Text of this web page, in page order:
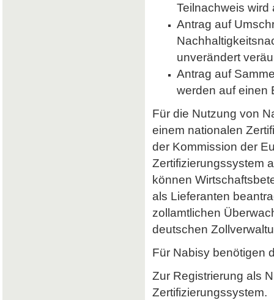
Teilnachweis wird
Antrag auf
unverändert
Antrag auf
werden auf einen
Für die Nutzung von
einem nationalen
der Kommission der
Zertifizierungssystem
können
als Lieferanten
zollamtlichen
deutschen
Für Nabisy benötigen
Zur Registrierung als
Zertifizierungssystem.